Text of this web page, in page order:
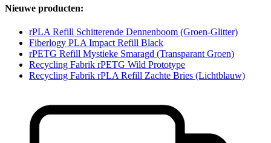
Nieuwe producten:
rPLA Refill Schitterende Dennenboom (Groen-Glitter)
Fiberlogy PLA Impact Refill Black
rPETG Refill Mystieke Smaragd (Transparant Groen)
Recycling Fabrik rPETG Wild Prototype
Recycling Fabrik rPLA Refill Zachte Bries (Lichtblauw)